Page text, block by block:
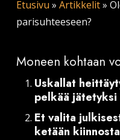
Etusivu » Artikkelit»
parisuhteeseen?
Moneen kohtaan
Uskallat
pelkää jätetyksi
Et valita
ketään